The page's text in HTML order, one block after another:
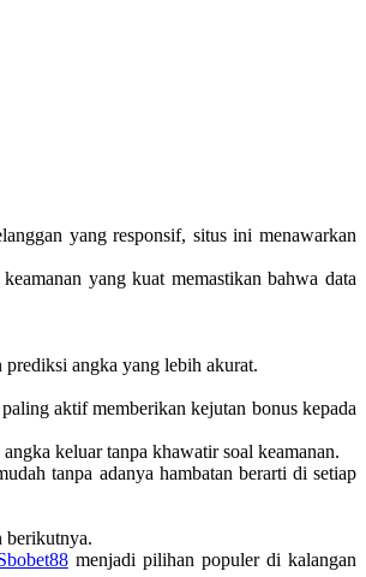
yang responsif, situs ini menawarkan
yang kuat memastikan bahwa data
angka yang lebih akurat.
aktif memberikan kejutan bonus kepada
keluar tanpa khawatir soal keamanan.
tanpa adanya hambatan berarti di setiap
berikutnya.
menjadi pilihan populer di kalangan